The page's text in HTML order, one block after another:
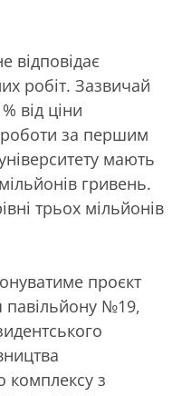
відповідає
робіт. Зазвичай
від ціни
роботи за першим
мають
гривень.
трьох мільйонів
проєкт
павільйону №19,
комплексу з